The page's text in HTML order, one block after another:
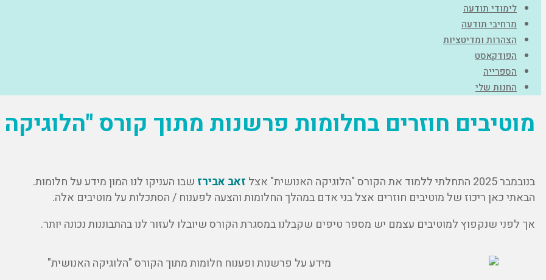
לימודי תודעה
מרחיבי תודעה
הצהרות ומדיטציות
הפודקאסט
הספרייה
החנות שלי
מוטיבים חוזרים בחלומות פרשנות מתוך קורס
בנובמבר 2025 התחלתי ללמוד את הקורס "הלוגיקה האנושית" אצל זאב אבירז שבו העניקו לנו המון מידע על חלומות.
הבאתי כאן ריכוז של מוטיבים חוזרים אצל בני אדם במהלך החלומות והצעה לפענוח / הסתכלות על מוטיבים אלה.
אך לפני שנקפוץ למוטיבים עצמם יש מספר טיפים שקבלנו במסגרת הקורס שיובלו לעזור לנו בהתבוננות נכונה יותר.